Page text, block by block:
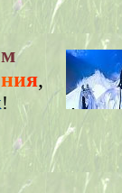
м
ния,
!